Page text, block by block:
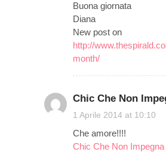
Buona giornata
Diana
New post on
http://
month/
Chic Che Non
1 Aprile 2014 at 10:10
Che amore!!!!
Chic Che Non Impegna